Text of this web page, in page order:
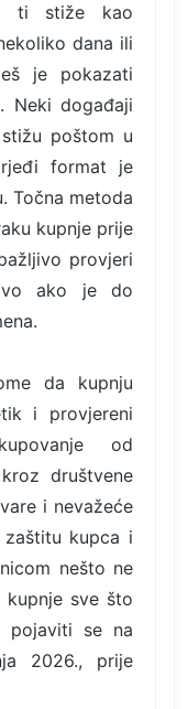
ti stiže kao
dana ili
je pokazati
Neki događaji
poštom u
format je
Točna metoda
kupnje prije
provjeri
ako je do
da kupnju
i provjereni
od
društvene
i nevažeće
zaštitu kupca i
nešto ne
kupnje sve što
pojaviti se na
2026., prije